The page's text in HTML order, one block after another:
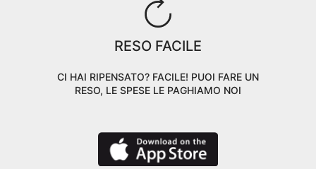
RESO FACILE
CI HAI RIPENSATO? FACILE! PUOI FARE UN
RESO, LE SPESE LE PAGHIAMO NOI